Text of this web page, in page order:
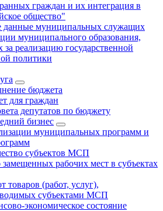
граждан и их интеграция в
общество"
данные муниципальных служащих
муниципального образования,
реализацию государственной
политики
бюджета
для граждан
депутатов по бюджету
бизнес
муниципальных программ и
субъектов МСП
рабочих мест в субъектах
товаров (работ, услуг),
субъектами МСП
экономическое состояние